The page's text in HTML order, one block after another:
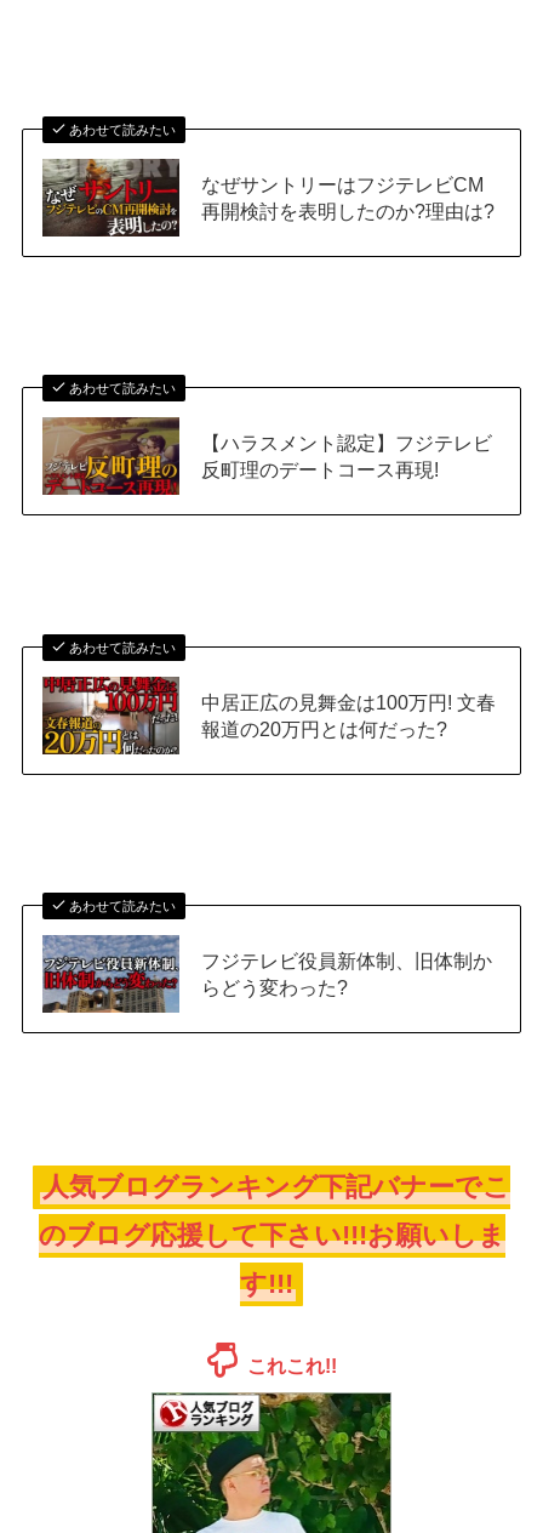
あわせて読みたい
なぜサントリーはフジテレビCM
再開検討を表明したのか?理由は?
あわせて読みたい
【ハラスメント認定】フジテレビ
反町理のデートコース再現!
あわせて読みたい
中居正広の見舞金は100万円! 文春
報道の20万円とは何だった?
あわせて読みたい
フジテレビ役員新体制、旧体制か
らどう変わった?
人気ブログランキング下記バナーでこ
のブログ応援して下さい!!!お願いしま
す!!!
これこれ!!